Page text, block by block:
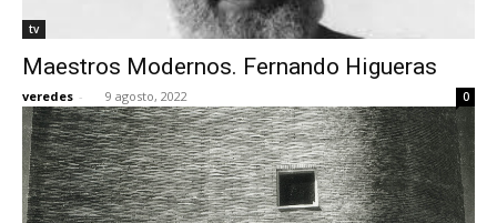
tv
Maestros Modernos. Fernando Higueras
veredes - 9 agosto, 2022 0